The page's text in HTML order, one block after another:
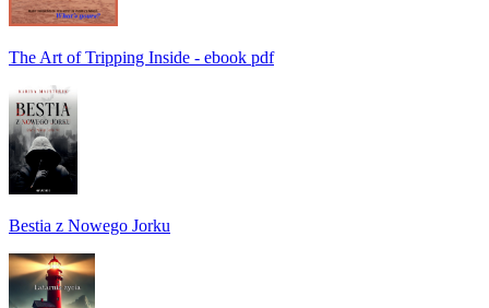
The Art of Tripping Inside - ebook pdf
Bestia z Nowego Jorku